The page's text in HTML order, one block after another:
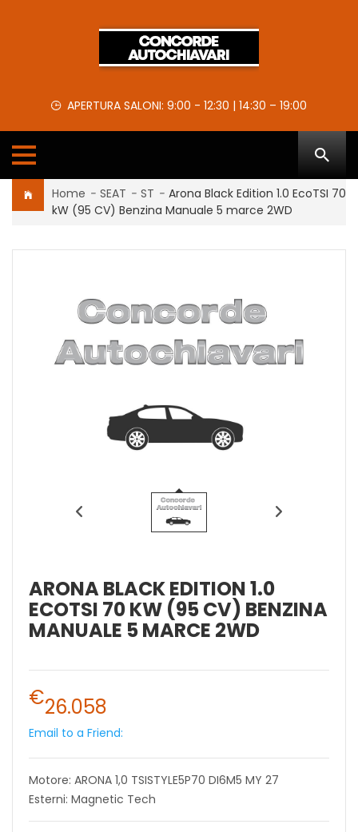
APERTURA SALONI: 9:00 - 12:30 | 14:30 – 19:00
Home - SEAT - ST - Arona Black Edition 1.0 EcoTSI 70
kW (95 CV) Benzina Manuale 5 marce 2WD
ARONA BLACK EDITION 1.0
ECOTSI 70 KW (95 CV) BENZINA
MANUALE 5 MARCE 2WD
€26.058
Email to a Friend:
Motore: ARONA 1,0 TSISTYLE5P70 DI6M5 MY 27
Esterni: Magnetic Tech